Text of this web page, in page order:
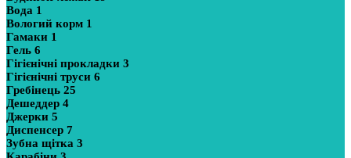
Вода 1
Вологий корм 1
Гамаки 1
Гель 6
Гігієнічні прокладки 3
Гігієнічні труси 6
Гребінець 25
Дешеддер 4
Джерки 5
Диспенсер 7
Зубна щітка 3